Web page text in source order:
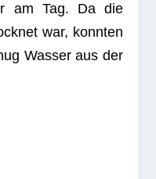
am Tag. Da die
war, konn­ten
Was­ser aus der